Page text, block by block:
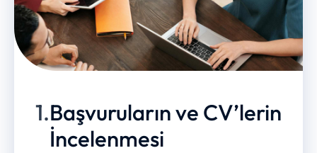
1.Başvuruların ve CV’lerin
İncelenmesi